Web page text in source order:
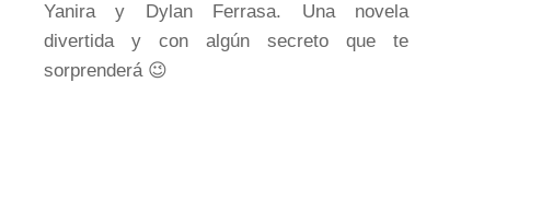
Yanira y Dylan Ferrasa. Una novela
divertida y con algún secreto que te
sorprenderá 😉